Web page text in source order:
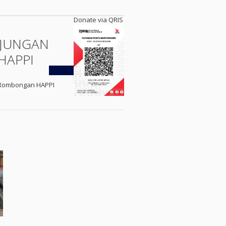
Donate via QRIS
HAPPI